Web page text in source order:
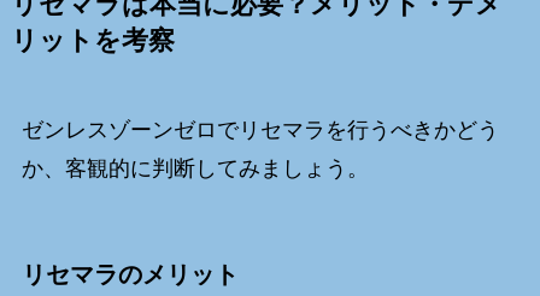
リットを考察
ゼンレスゾーンゼロでリセマラを行うべきかどう
か、客観的に判断してみましょう。
リセマラのメリット